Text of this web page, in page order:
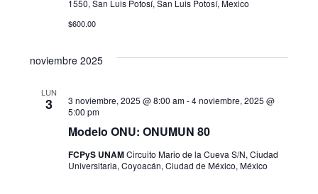
s
1550, San Luis Potosí, San Luis Potosí, Mexico
$600.00
noviembre 2025
LUN
3
Modelo ONU: ONUMUN 80
3 noviembre, 2025 @ 8:00 am-4 noviembre, 2025 @
5:00 pm
FCPyS UNAMCircuito Mario de la Cueva S/N, Ciudad
Universitaria, Coyoacán, Ciudad de México, México